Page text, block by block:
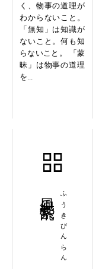
く、物事の道理が
わからないこと。
「無知」は知識が
ないこと。何も知
らないこと。 「蒙
昧」は物事の道理
を...
ふうきびんらん